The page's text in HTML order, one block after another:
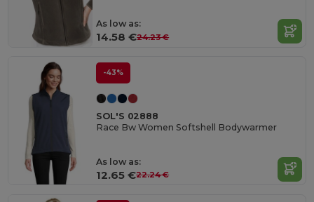
As low as:
14.58 €24.23 €
-43%
SOL'S 02888
Race Bw Women Softshell Bodywarmer
As low as:
12.65 €22.24 €